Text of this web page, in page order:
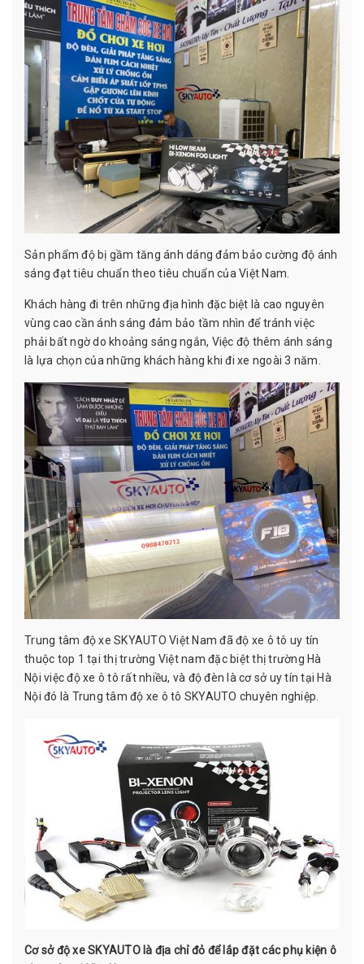
Sản phẩm độ bị gầm tăng ánh dáng đảm bảo cường độ ánh
sáng đạt tiêu chuẩn theo tiêu chuẩn của Việt Nam.
Khách hàng đi trên những địa hình đặc biệt là cao nguyên
vùng cao cần ánh sáng đảm bảo tầm nhìn để tránh việc
phải bất ngờ do khoảng sáng ngắn, Việc độ thêm ánh sáng
là lựa chọn của những khách hàng khi đi xe ngoài 3 năm.
Trung tâm độ xe SKYAUTO Việt Nam đã độ xe ô tô uy tín
thuộc top 1 tại thị trường Việt nam đặc biệt thị trường Hà
Nội việc độ xe ô tô rất nhiều, và độ đèn là cơ sở uy tín tại Hà
Nội đó là Trung tâm độ xe ô tô SKYAUTO chuyên nghiệp.
Cơ sở độ xe SKYAUTO là địa chỉ đỏ để lắp đặt các phụ kiện ô